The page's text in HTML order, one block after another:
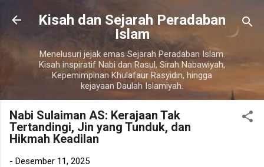
Langsung ke konten utama
Kisah dan Sejarah Peradaban
Islam
Menelusuri jejak emas Sejarah Peradaban Islam.
Kisah inspiratif Nabi dan Rasul, Sirah Nabawiyah,
Kepemimpinan Khulafaur Rasyidin, hingga
kejayaan Daulah Islamiyah.
Nabi Sulaiman AS: Kerajaan Tak
Tertandingi, Jin yang Tunduk, dan
Hikmah Keadilan
- Desember 11, 2025